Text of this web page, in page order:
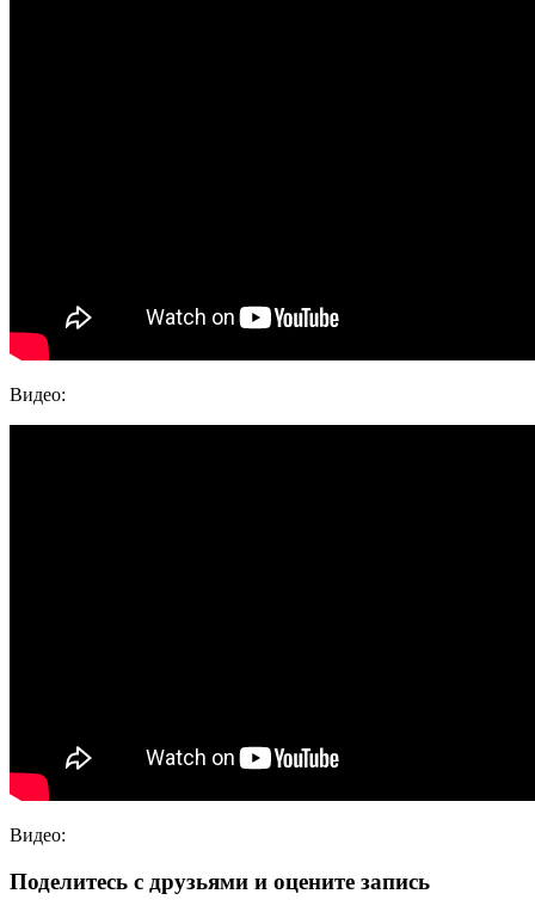
Видео:
Видео:
Поделитесь с друзьями и оцените запись